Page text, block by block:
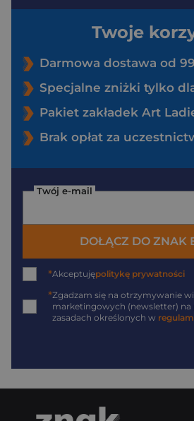
Twoje
Darmowa dostawa od 99
Specjalne zniżki tylko
Pakiet zakładek Art
Brak opłat za
Twój e-mail
DOŁĄCZ DO ZNAK
*Akceptujępolitykę prywatności
*Zgadzam się na otrzymywanie
marketingowych (newsletter) na
zasadach określonych w